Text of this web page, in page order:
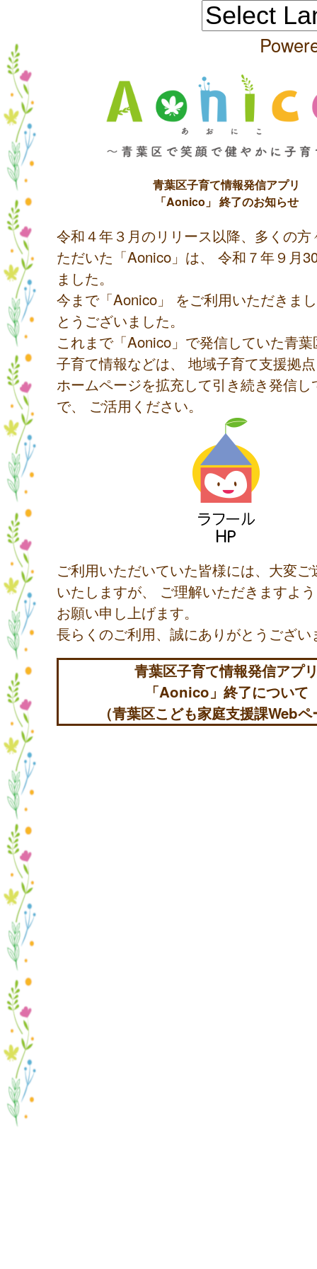
青葉区子育て情報発信アプリ
「Aonico」 終了のお知らせ
令和４年３月のリリース以降、多くの方
ただいた「Aonico」は、 令和７年９月
ました。
今まで「Aonico」 をご利用いただきま
とうございました。
これまで「Aonico」で発信していた青
子育て情報などは、 地域子育て支援拠
ホームページを拡充して引き続き発信し
で、 ご活用ください。
ご利用いただいていた皆様には、大変
いたしますが、 ご理解いただきますよ
お願い申し上げます。
長らくのご利用、誠にありがとうござい
青葉区子育て情報発信アプ
「Aonico」終了について
（青葉区こども家庭支援課Web